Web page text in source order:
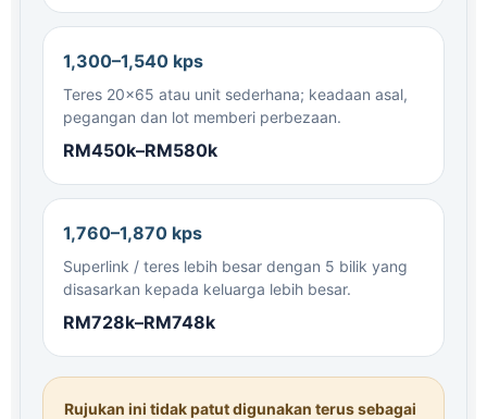
1,300–1,540 kps
Teres 20×65 atau unit sederhana; keadaan asal,
pegangan dan lot memberi perbezaan.
RM450k–RM580k
1,760–1,870 kps
Superlink / teres lebih besar dengan 5 bilik yang
disasarkan kepada keluarga lebih besar.
RM728k–RM748k
Rujukan ini tidak patut digunakan terus sebagai